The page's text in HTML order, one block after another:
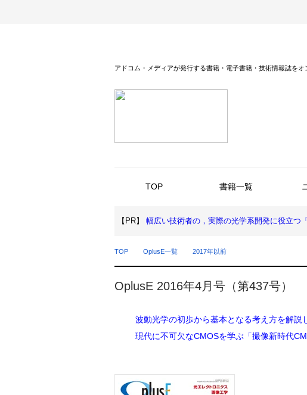
アドコム・メディアが発行する書籍・電子書籍・技術情報誌をオ
TOP 書籍一覧
【PR】 幅広い技術者の，実際の光学系開発に役立つ
TOP OplusE一覧 2017年以前
OplusE 2016年4月号（第437号）
波動光学の初歩から基本となる考え方を解説
現代に不可欠なCMOSを学ぶ「撮像新時代